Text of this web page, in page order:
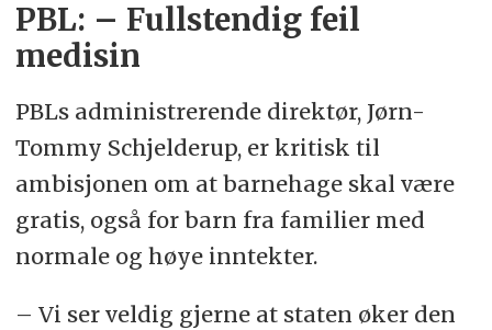
PBL: – Fullstendig feil
medisin
PBLs administrerende direktør, Jørn-
Tommy Schjelderup, er kritisk til
ambisjonen om at barnehage skal være
gratis, også for barn fra familier med
normale og høye inntekter.
– Vi ser veldig gjerne at staten øker den